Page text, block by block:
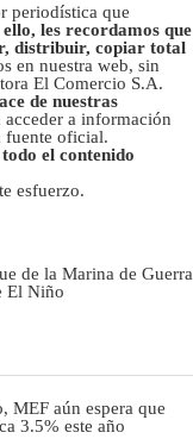
periodística que
les recordamos que
distribuir, copiar total
en nuestra web, sin
El Comercio S.A.
de nuestras
acceder a información
fuente oficial.
el contenido
esfuerzo.
de la Marina de Guerra
El Niño
MEF aún espera que
3.5% este año